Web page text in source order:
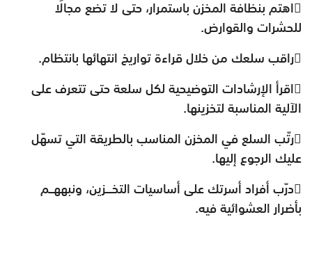
‬للحشرات‭ ‬والقوارض‭.‬
راقب‭ ‬سلعك‭ ‬من‭ ‬خلال‭ ‬قراءة‭ ‬تواريخ‭ ‬انتهائها‭ ‬بانتظام‭.‬
‬الآلية‭ ‬المناسبة‭ ‬لتخزينها‭.‬
‬عليك‭ ‬الرجوع‭ ‬إليها‭.‬
‬بأضرار‭ ‬العشوائية‭ ‬فيه‭.‬